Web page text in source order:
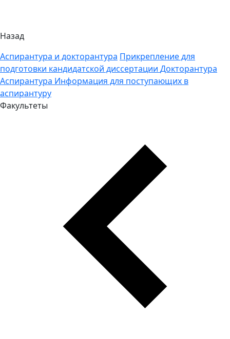
Назад
Аспирантура и докторантура Прикрепление для
подготовки кандидатской диссертации Докторантура
Аспирантура Информация для поступающих в
аспирантуру
Факультеты